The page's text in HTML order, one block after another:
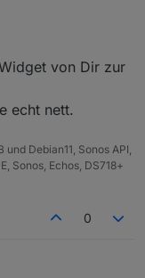
von Dir zur
echt nett.
Debian11, Sonos API,
Sonos, Echos, DS718+
0